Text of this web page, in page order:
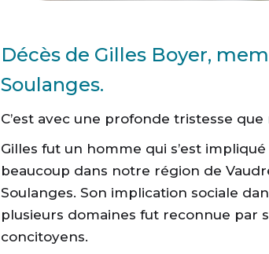
Décès de Gilles Boyer,
Soulanges.
C’est avec une profonde tristesse
Gilles fut un homme qui s’est impliqué
beaucoup dans notre région de
Soulanges. Son implication sociale
plusieurs domaines fut reconnue par
concitoyens.